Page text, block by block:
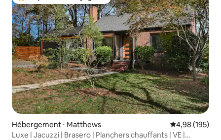
Hébergement ⋅ Matthews Évaluation
4,98 (195)
Luxe | Jacuzzi | Brasero | Planchers chauffants | VE |